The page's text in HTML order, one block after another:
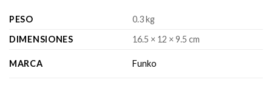
PESO
0.3 kg
DIMENSIONES
16.5 × 12 × 9.5 cm
MARCA Funko